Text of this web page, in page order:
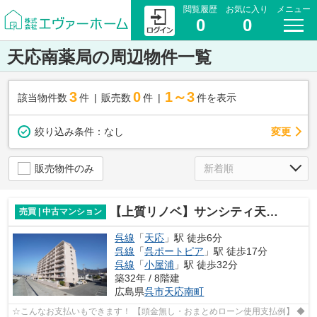
閲覧履歴
0
お気に入り
0
メニュー
天応南薬局の周辺物件一覧
該当物件数 3件 販売数 0 件 1～3 件を表示
絞り込み条件： なし 変更
販売物件のみ
売買 | 中古マンション 【上質リノベ】サンシティ天応南
呉線 「天応 」駅 徒歩6分
呉線 「呉ポートピア 」駅 徒歩17分
呉線 「小屋浦 」駅 徒歩32分
築32年 / 8階建
広島県呉市天応南町
☆こんなお支払いもできます！ 【頭金無し・おまとめローン使用支払例】 ◆